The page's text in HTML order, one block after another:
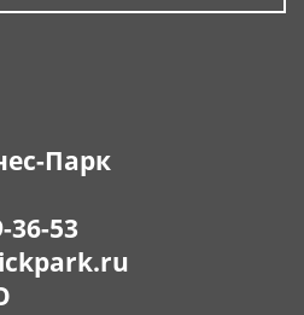
Парк
36-53